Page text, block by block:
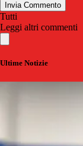
Invia Commento
Tutti
Leggi altri commenti
Ultime Notizie